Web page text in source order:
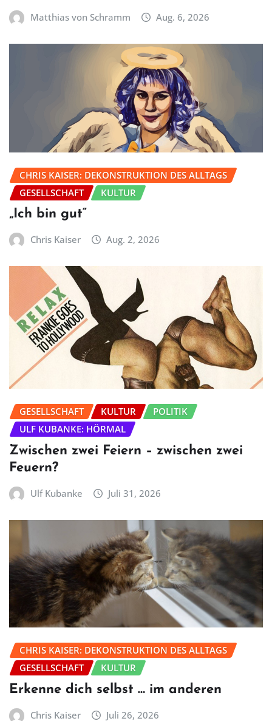
Matthias von Schramm Aug. 6, 2026
CHRIS KAISER: DEKONSTRUKTION DES ALLTAGS
GESELLSCHAFT
KULTUR
„Ich bin gut“
Chris Kaiser Aug. 2, 2026
GESELLSCHAFT KULTUR
POLITIK
ULF KUBANKE: HÖRMAL
Zwischen zwei Feiern – zwischen zwei
Feuern?
Ulf Kubanke Juli 31, 2026
CHRIS KAISER: DEKONSTRUKTION DES ALLTAGS
GESELLSCHAFT
KULTUR
Erkenne dich selbst … im anderen
Chris Kaiser Juli 26, 2026